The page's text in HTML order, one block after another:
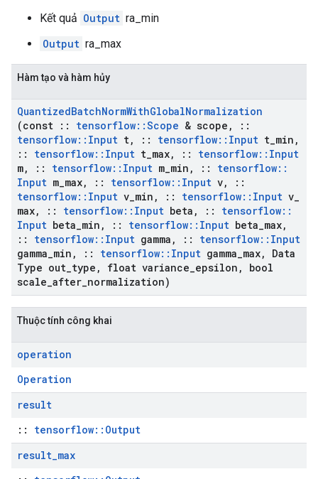
Kết quả Output ra_min
Output ra_max
Hàm tạo và hàm hủy
QuantizedBatchNormWithGlobalNormalization
(const :: tensorflow::Scope & scope ,
::
tensorflow:: Input t, :: tensorflow:: Input t min ,
::
tensorflow:: Input t max, :: tensorflow:: Input
m, :: tensorflow:: Input m min , :: tensorflow::
Input m max, :: tensorflow:: Input v,
::
tensorflow:: Input v min , :: tensorflow:: Input v
max, :: tensorflow:: Input beta , :: tensorflow::
Input beta min , :: tensorflow:: Input beta max,
::
tensorflow:: Input gamma , :: tensorflow:: Input
gamma min , :: tensorflow:: Input gamma max,
Data
Type out type , float variance epsilon ,
bool
scale after normalization)
Thuộc tính công khai
operation
Operation
result
:: tensorflow::Output
result_max